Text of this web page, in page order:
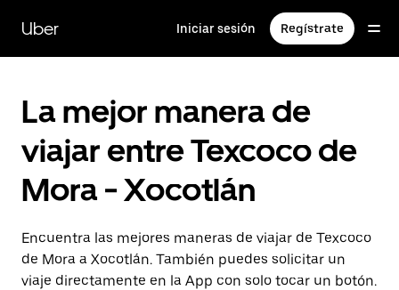
contenido
principal
Uber Iniciar sesión Regístrate
La mejor manera de
viajar entre Texcoco de
Mora - Xocotlán
Encuentra las mejores maneras de viajar de Texcoco
de Mora a Xocotlán. También puedes solicitar un
viaje directamente en la App con solo tocar un botón.